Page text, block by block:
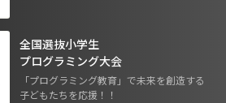
全国選抜小学生
プログラミング大会
「プログラミング教育」で未来を創造する
子どもたちを応援！！